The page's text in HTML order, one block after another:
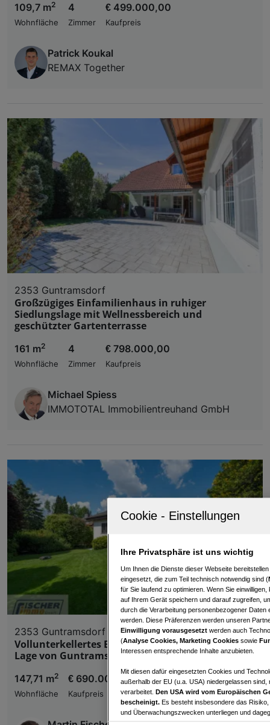
109,7 m2
Wohnfläche
4
Zimmer
€ 499.000,00
Kaufpreis
Patrick Koukal
REMAX Together
2353 Guntramsdorf
Großzügiges Einfamilienhaus in ruhiger
Siedlungslage mit Wellnessbereich und
geschützter Gartenterrasse
161 m2
Wohnfläche
4
Zimmer
€ 798.000,00
Kaufpreis
Michael Spiess
IMMOTOTAL Immobilientreuhand GmbH
2353 Guntramsdorf
Vollunterkellertes Einfamilienhaus in beliebter
Lage von Guntramsdorf
147,71 m2
Wohnfläche
€ 690.000,00
Kaufpreis
Ihre Privatsphäre ist uns wichtig
Um Ihnen die Dienste dieser Webseite
eingesetzt, die zum Teil technisch notwendig sind (
für Sie laufend zu optimieren. Wenn Sie
auf Ihrem Gerät speichern und darauf zugreifen,
durch die Verarbeitung personenbezogener
werden. Diese Präferenzen werden unseren
Einwilligung vorausgesetzt werden auch
(Analyse Cookies, Marketing Cookies sowie
Interessen entsprechende Inhalte anzubieten.
Mit diesen dafür eingesetzten Cookies und
außerhalb der EU (u.a. USA) niedergelassen
verarbeitet. Den USA wird vom Europäischen
bescheinigt. Es besteht insbesondere das
und Überwachungszwecken unterliegen und